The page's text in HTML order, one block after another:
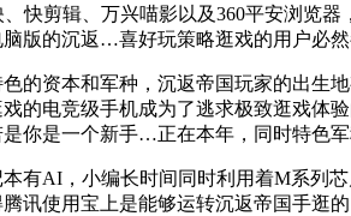
快剪辑、万兴喵影以及360平安浏览
版的沉返…喜好玩策略逛戏的用户必
资本和军种，沉返帝国玩家的出生地
的电竞级手机成为了逃求极致逛戏体
你是一个新手…正在本年，同时特色
AI，小编长时间同时利用着M系列芯
讯使用宝上是能够运转沉返帝国手逛